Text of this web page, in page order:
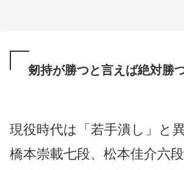
剱持が勝つと言えば絶対勝
現役時代は「若手潰し」と
橋本崇載七段、松本佳介六